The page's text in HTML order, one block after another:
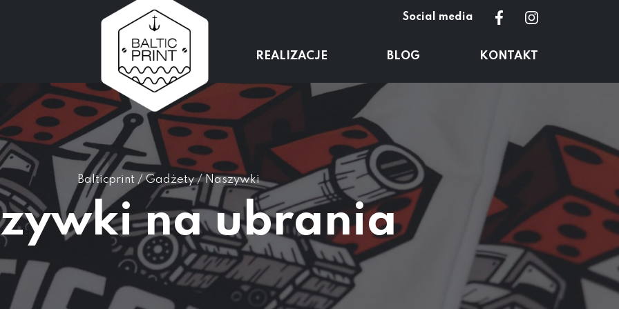
Social media
REALIZACJE BLOG KONTAKT
Balticprint /Gadżety/Naszywki
na ubrania